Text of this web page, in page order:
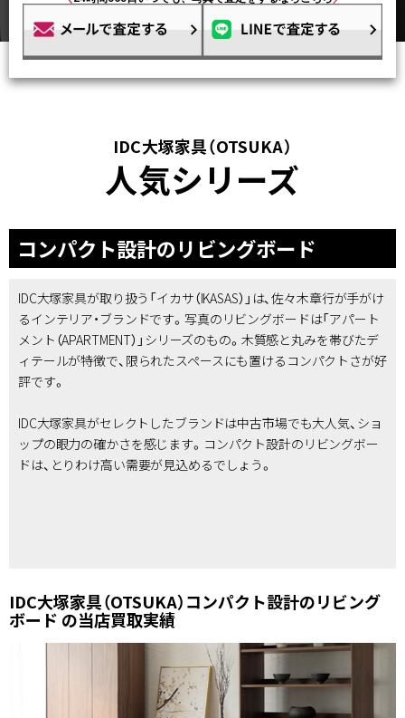
IDC大塚家具（OTSUKA）
人気シリーズ
コンパクト設計のリビングボード
IDC大塚家具が取り扱う「イカサ（IKASAS）」は、佐々木章行が手がけ
るインテリア・ブランドです。写真のリビングボードは「アパート
メント（APARTMENT）」シリーズのもの。木質感と丸みを帯びたデ
ィテールが特徴で、限られたスペースにも置けるコンパクトさが好
評です。
IDC大塚家具がセレクトしたブランドは中古市場でも大人気、ショ
ップの眼力の確かさを感じます。コンパクト設計のリビングボー
ドは、とりわけ高い需要が見込めるでしょう。
IDC大塚家具（OTSUKA）コンパクト設計のリビング
ボード の当店買取実績